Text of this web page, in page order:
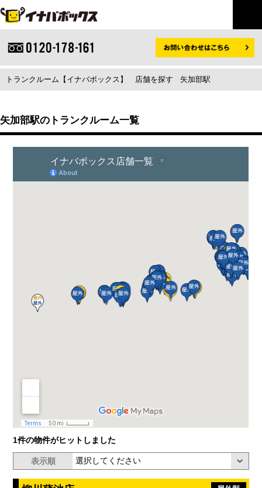
トランクルーム【イナバボックス】 店舗を探す 矢加部駅
矢加部駅のトランクルーム一覧
1件の物件がヒットしました
表示順